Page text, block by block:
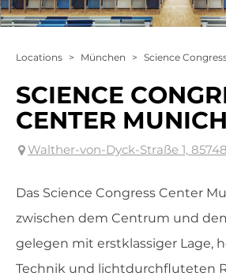
Locations > München > Science
SCIENCE
CENTER MUNICH
Walther-von-Dyck-Straße 1,
Das Science Congress Center
zwischen dem Centrum und
gelegen mit erstklassiger Lage,
Technik und lichtdurchfluteten